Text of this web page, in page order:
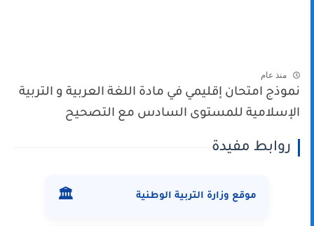
منذ عام
نموذج امتحان إقليمي في مادة اللغة العربية و التربية
الإسلامية للمستوى السادس مع التصحيح
روابط مفيدة
موقع وزارة التربية الوطنية 🏛️